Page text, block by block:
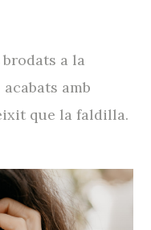
a la
amb
que la faldilla.